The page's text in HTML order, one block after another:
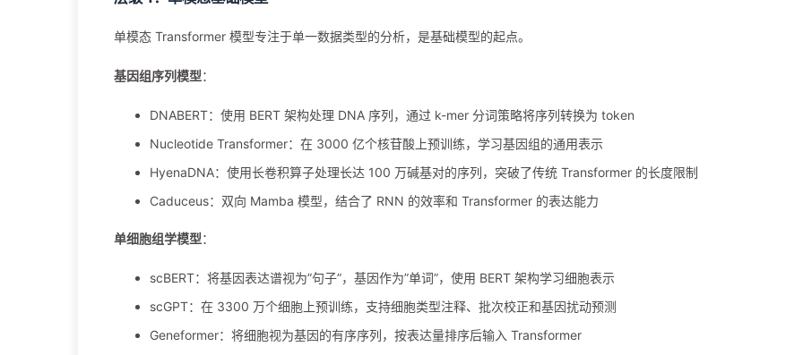
单模态 Transformer 模型专注于单一数据类型的分析，是基础模型的起点。
基因组序列模型：
DNABERT：使用 BERT 架构处理 DNA 序列，通过 k-mer 分词策略将序列转换为 token
Nucleotide Transformer：在 3000 亿个核苷酸上预训练，学习基因组的通用表示
HyenaDNA：使用长卷积算子处理长达 100 万碱基对的序列，突破了传统 Transformer 的长度限制
Caduceus：双向 Mamba 模型，结合了 RNN 的效率和 Transformer 的表达能力
单细胞组学模型：
scBERT：将基因表达谱视为”句子”，基因作为”单词”，使用 BERT 架构学习细胞表示
scGPT：在 3300 万个细胞上预训练，支持细胞类型注释、批次校正和基因扰动预测
Geneformer：将细胞视为基因的有序序列，按表达量排序后输入 Transformer